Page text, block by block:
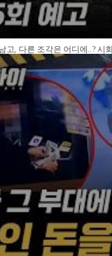
고, 다른 조각은 어디에..? 시